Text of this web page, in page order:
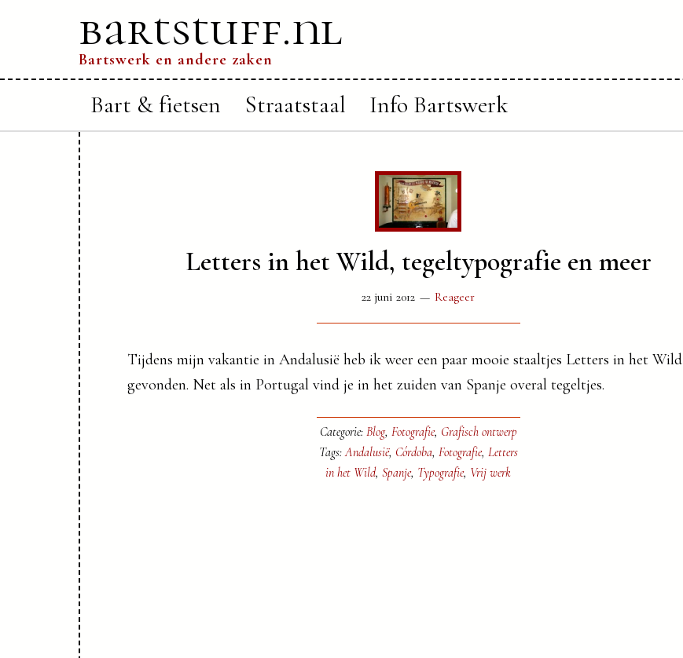
bartstuff.nl
Bartswerk en andere zaken
Bart & fietsen Straatstaal Info Bartswerk
Letters in het Wild, tegeltypografie en meer
22 juni 2012 Reageer
Tijdens mijn vakantie in Andalusië heb ik weer een paar mooie staaltjes Letters in het Wild
gevonden. Net als in Portugal vind je in het zuiden van Spanje overal tegeltjes.
Categorie: Blog, Fotografie, Grafisch ontwerp
Tags:Andalusië, Córdoba, Fotografie, Letters
in het Wild, Spanje, Typografie, Vrij werk